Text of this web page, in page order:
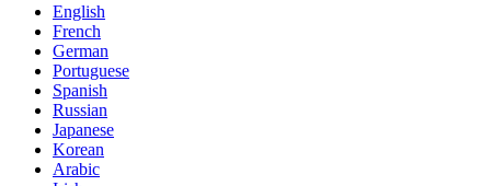
English
French
German
Portuguese
Spanish
Russian
Japanese
Korean
Arabic